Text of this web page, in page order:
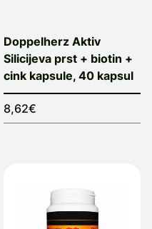
Doppelherz Aktiv
Silicijeva prst + biotin +
cink kapsule, 40 kapsul
8,62€